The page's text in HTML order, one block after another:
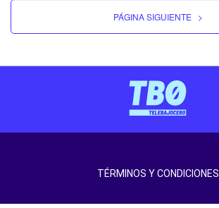
PÁGINA SIGUIENTE >
TÉRMINOS Y CONDICIONES